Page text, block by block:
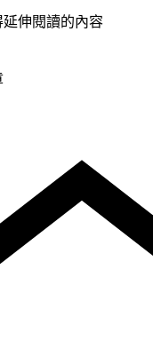
伸閱讀的內容